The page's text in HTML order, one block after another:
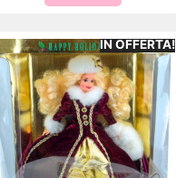
IN OFFERTA!